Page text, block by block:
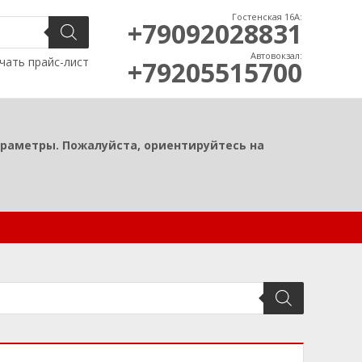
прайс-лист
Гостенская 16А:
+79092028831
Автовокзал:
+79205515700
Пожалуйста, ориентируйтесь на